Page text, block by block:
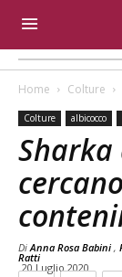
Home Colture
Colture albicocco
Sharka
DiAnna Rosa Babini ,
Ratti
20 Luglio 2020